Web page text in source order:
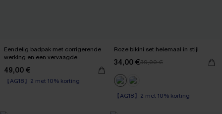
Eendelig badpak met corrigerende
werking en een vervaagde
49,00 €
【AG18】2 met 10% korting
Corrigerend badpak
Roze bikini set helemaal in stijl
34,00 €39,00 €
【AG18】2 met 10% korting